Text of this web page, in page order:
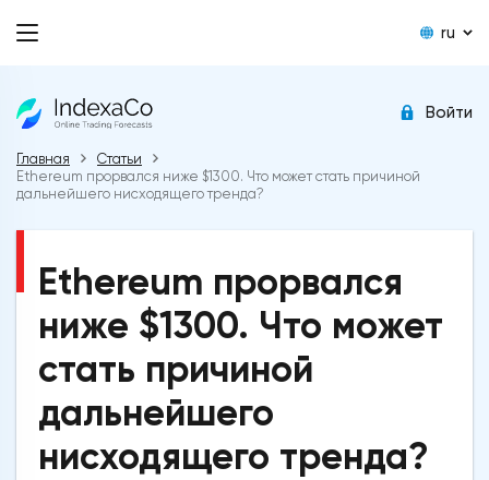
ru
Войти
Главная
Статьи
Ethereum прорвался ниже $1300. Что может стать причиной
дальнейшего нисходящего тренда?
Ethereum прорвался
ниже $1300. Что может
стать причиной
дальнейшего
нисходящего тренда?